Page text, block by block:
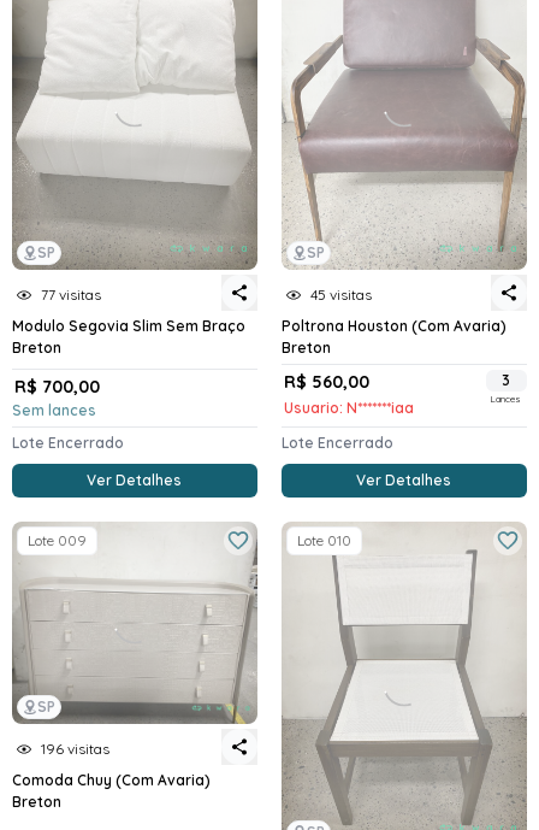
SP
77 visitas
Modulo Segovia Slim Sem Braço
Breton
R$ 700,00
Sem lances
Lote Encerrado
Ver Detalhes
SP
45 visitas
Poltrona Houston (Com Avaria)
Breton
R$ 560,00
Usuario: N*******iaa
3
Lances
Lote Encerrado
Ver Detalhes
SP
Lote 009
196 visitas
Comoda Chuy (Com Avaria)
Breton
Lote 010